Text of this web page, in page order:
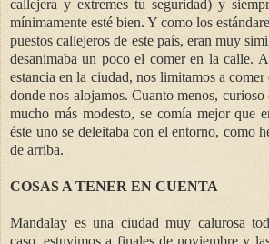
callejera y extremes tu seguridad) y
mínimamente esté bien. Y como los
puestos callejeros de este país, eran muy
desanimaba un poco el comer en la calle.
estancia en la ciudad, nos limitamos a comer
donde nos alojamos. Cuanto menos,
mucho más modesto, se comía mejor que
éste uno se deleitaba con el entorno, como
de arriba.
COSAS A TENER EN CUENTA
Mandalay es una ciudad muy calurosa